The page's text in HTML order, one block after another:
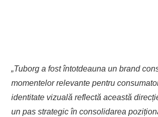
„Tuborg a fost întotdeauna un brand
momentelor relevante pentru
identitate vizuală reflectă această
un pas strategic în consolidarea